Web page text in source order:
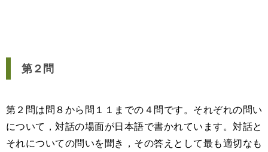
第２問
第２問は問８から問１１までの４問です。それぞれの問い
について，対話の場面が日本語で書かれています。対話と
それについての問いを聞き，その答えとして最も適切なも